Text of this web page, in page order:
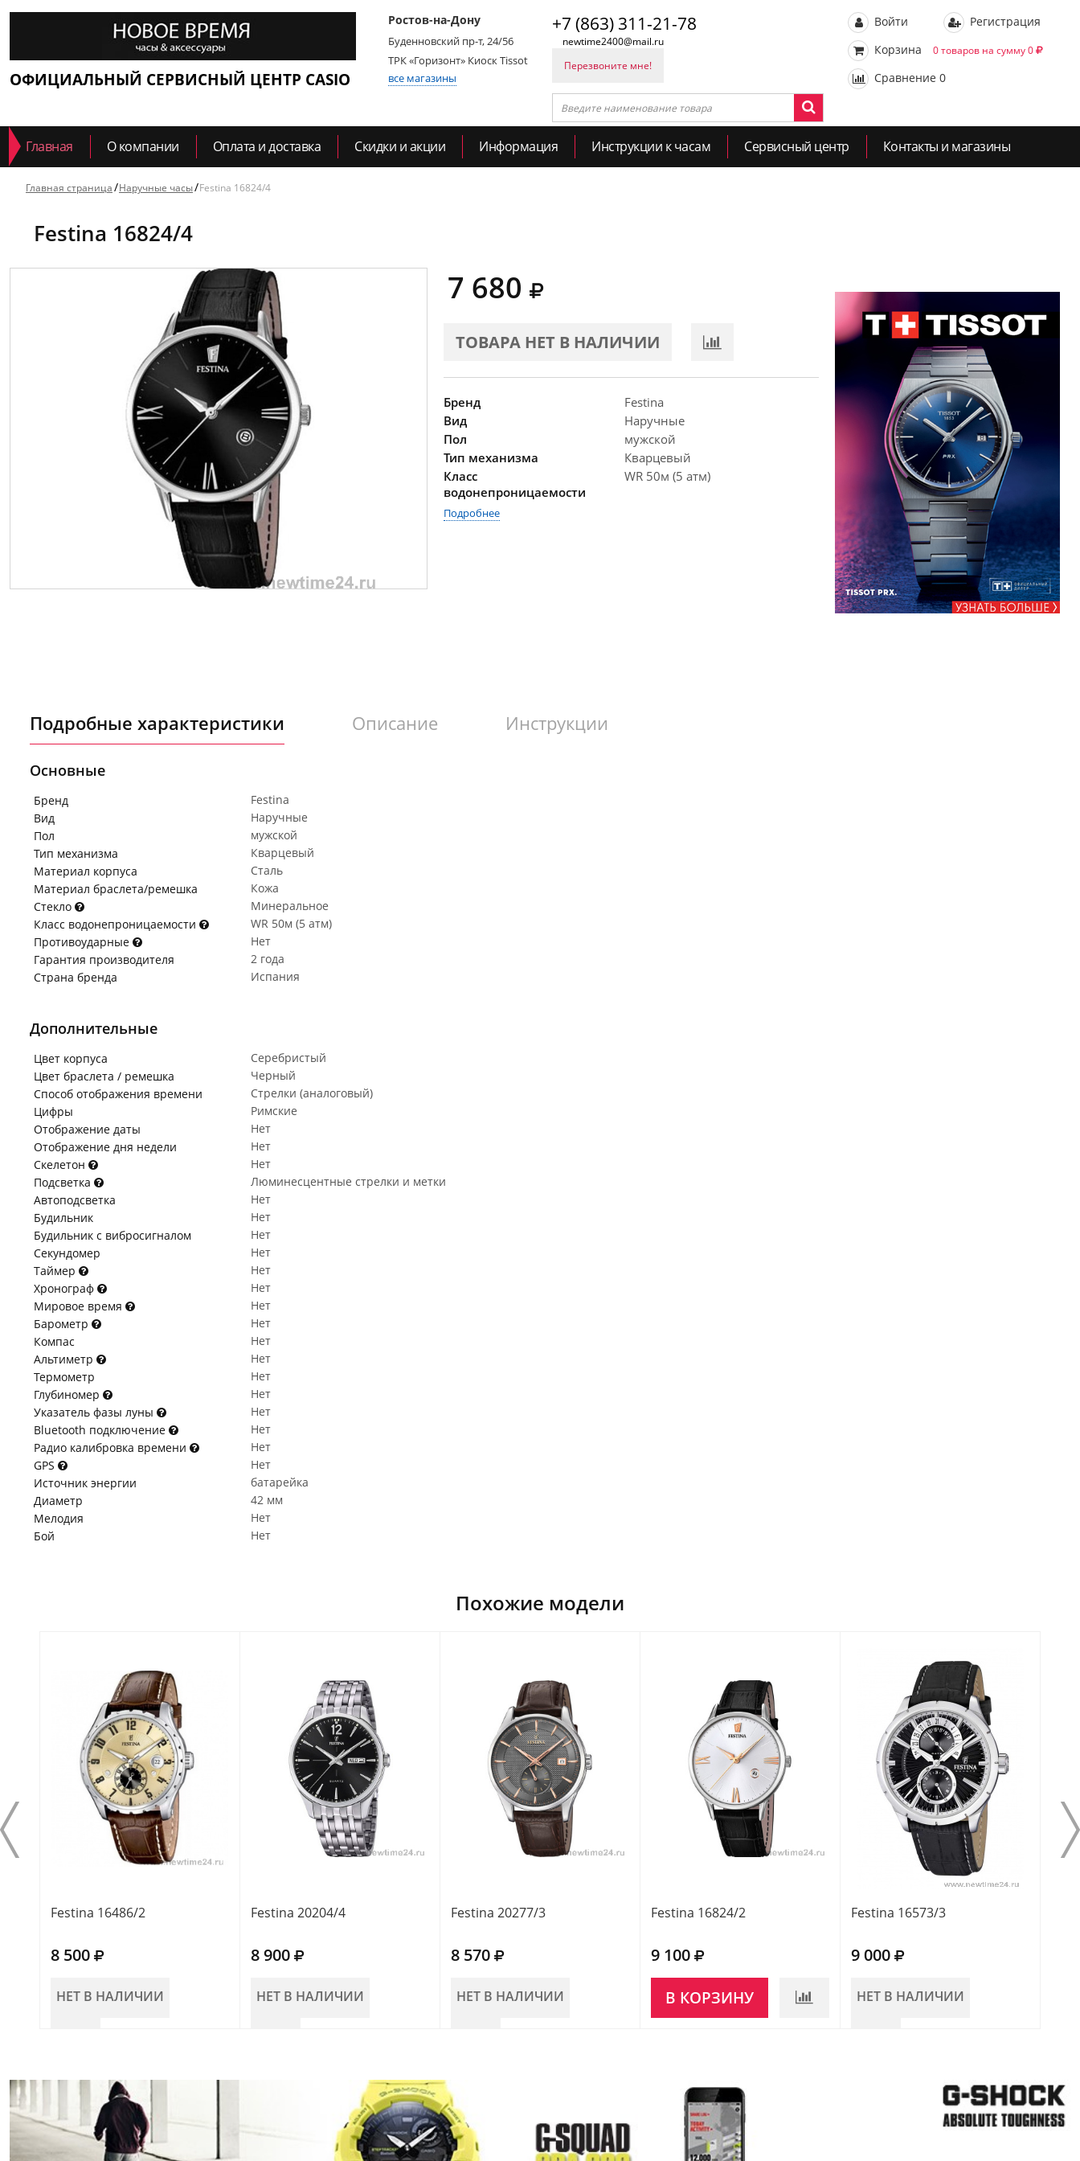
ОФИЦИАЛЬНЫЙ СЕРВИСНЫЙ ЦЕНТР CASIO
Ростов-на-Дону
Буденновский пр-т, 24/56
ТРК «Горизонт» Киоск Tissot
все магазины
+7 (863) 311-21-78
newtime2400@mail.ru
Перезвоните мне!
Войти
Регистрация
Корзина
0 товаров на сумму 0
Сравнение 0
Главная О компании Оплата и доставка Скидки и акции Информация Инструкции к часам Сервисный центр Контакты и магазины
Главная страница Наручные часы Festina 16824/4
Festina 16824/4
7 680
ТОВАРА НЕТ В НАЛИЧИИ
Бренд
Festina
Вид
Наручные
Пол
мужской
Тип механизма
Кварцевый
Класс
водонепроницаемости
WR 50м (5 атм)
Подробнее
Подробные характеристики Описание Инструкции
Основные
Бренд
Festina
Вид
Наручные
Пол
мужской
Тип механизма
Кварцевый
Материал корпуса
Сталь
Материал браслета/ремешка
Кожа
Стекло
Минеральное
Класс водонепроницаемости
WR 50м (5 атм)
Противоударные
Нет
Гарантия производителя
2 года
Страна бренда
Испания
Дополнительные
Цвет корпуса
Серебристый
Цвет браслета / ремешка
Черный
Способ отображения времени
Стрелки (аналоговый)
Цифры
Римские
Отображение даты
Нет
Отображение дня недели
Нет
Скелетон
Нет
Подсветка
Люминесцентные стрелки и метки
Автоподсветка
Нет
Будильник
Нет
Будильник с вибросигналом
Нет
Секундомер
Нет
Таймер
Нет
Хронограф
Нет
Мировое время
Нет
Барометр
Нет
Компас
Нет
Альтиметр
Нет
Термометр
Нет
Глубиномер
Нет
Указатель фазы луны
Нет
Bluetooth подключение
Нет
Радио калибровка времени
Нет
GPS
Нет
Источник энергии
батарейка
Диаметр
42 мм
Мелодия
Нет
Бой
Нет
Похожие модели
Festina 16486/2
8 500
НЕТ В НАЛИЧИИ
Festina 20204/4
8 900
НЕТ В НАЛИЧИИ
Festina 20277/3
8 570
НЕТ В НАЛИЧИИ
Festina 16824/2
9 100
В КОРЗИНУ
Festina 16573/3
9 000
НЕТ В НАЛИЧИИ